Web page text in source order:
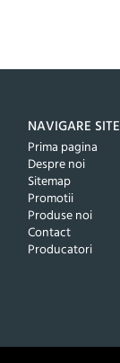
NAVIGARE SITE
Prima pagina
Despre noi
Sitemap
Promotii
Produse noi
Contact
Producatori